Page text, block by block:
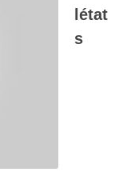
létat
s